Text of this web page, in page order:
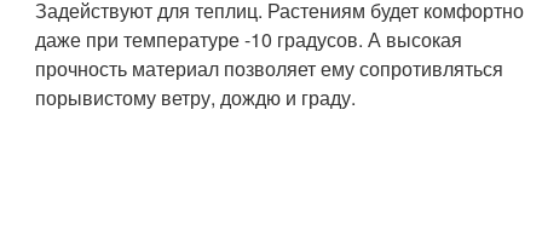
Задействуют для теплиц. Растениям будет комфортно
даже при температуре -10 градусов. А высокая
прочность материал позволяет ему сопротивляться
порывистому ветру, дождю и граду.